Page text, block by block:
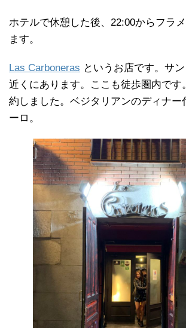
ホテルで休憩した後、22:00からフラ
ます。
Las Carboneras というお店です。サ
近くにあります。ここも徒歩圏内です
約しました。ベジタリアンのディナー
ーロ。